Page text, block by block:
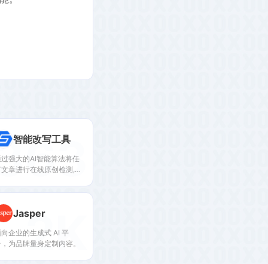
智能改写工具
强大的AI智能算法将任
章进行在线原创检测,变
并集成原创度检查工
媒体获得大量流量排名
Jasper
企业的生成式 AI 平
为品牌量身定制内容。
2K